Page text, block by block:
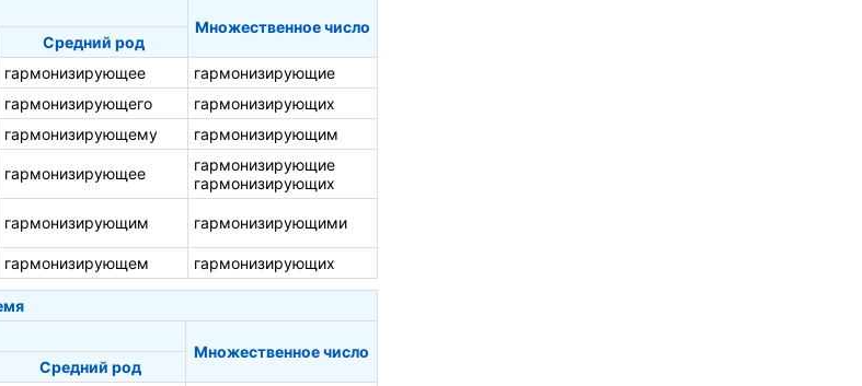
Множественное число
Средний род
гармонизирующее
гармонизирующие
гармонизирующего
гармонизирующих
гармонизирующему гармонизирующим
гармонизирующее
гармонизирующие
гармонизирующих
гармонизирующим гармонизирующими
гармонизирующем гармонизирующих
Множественное число
Средний род